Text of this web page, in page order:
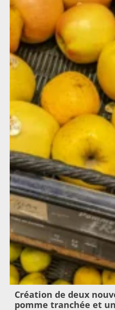
Création de deux
pomme tranchée et